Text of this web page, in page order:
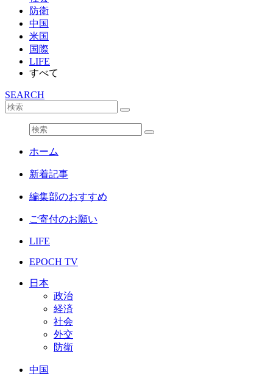
防衛
中国
米国
国際
LIFE
すべて
SEARCH
ホーム
新着記事
編集部のおすすめ
ご寄付のお願い
LIFE
EPOCH TV
日本
政治
経済
社会
外交
防衛
中国